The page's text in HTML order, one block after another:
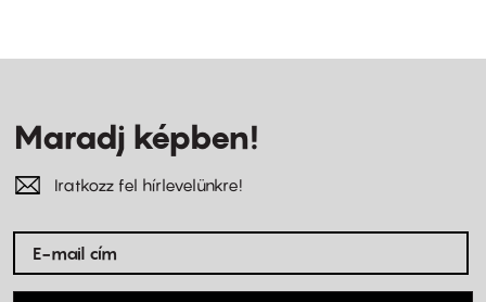
Maradj képben!
Iratkozz fel hírlevelünkre!